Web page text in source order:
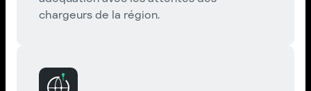
chargeurs de la région.